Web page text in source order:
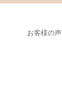
お客様の声